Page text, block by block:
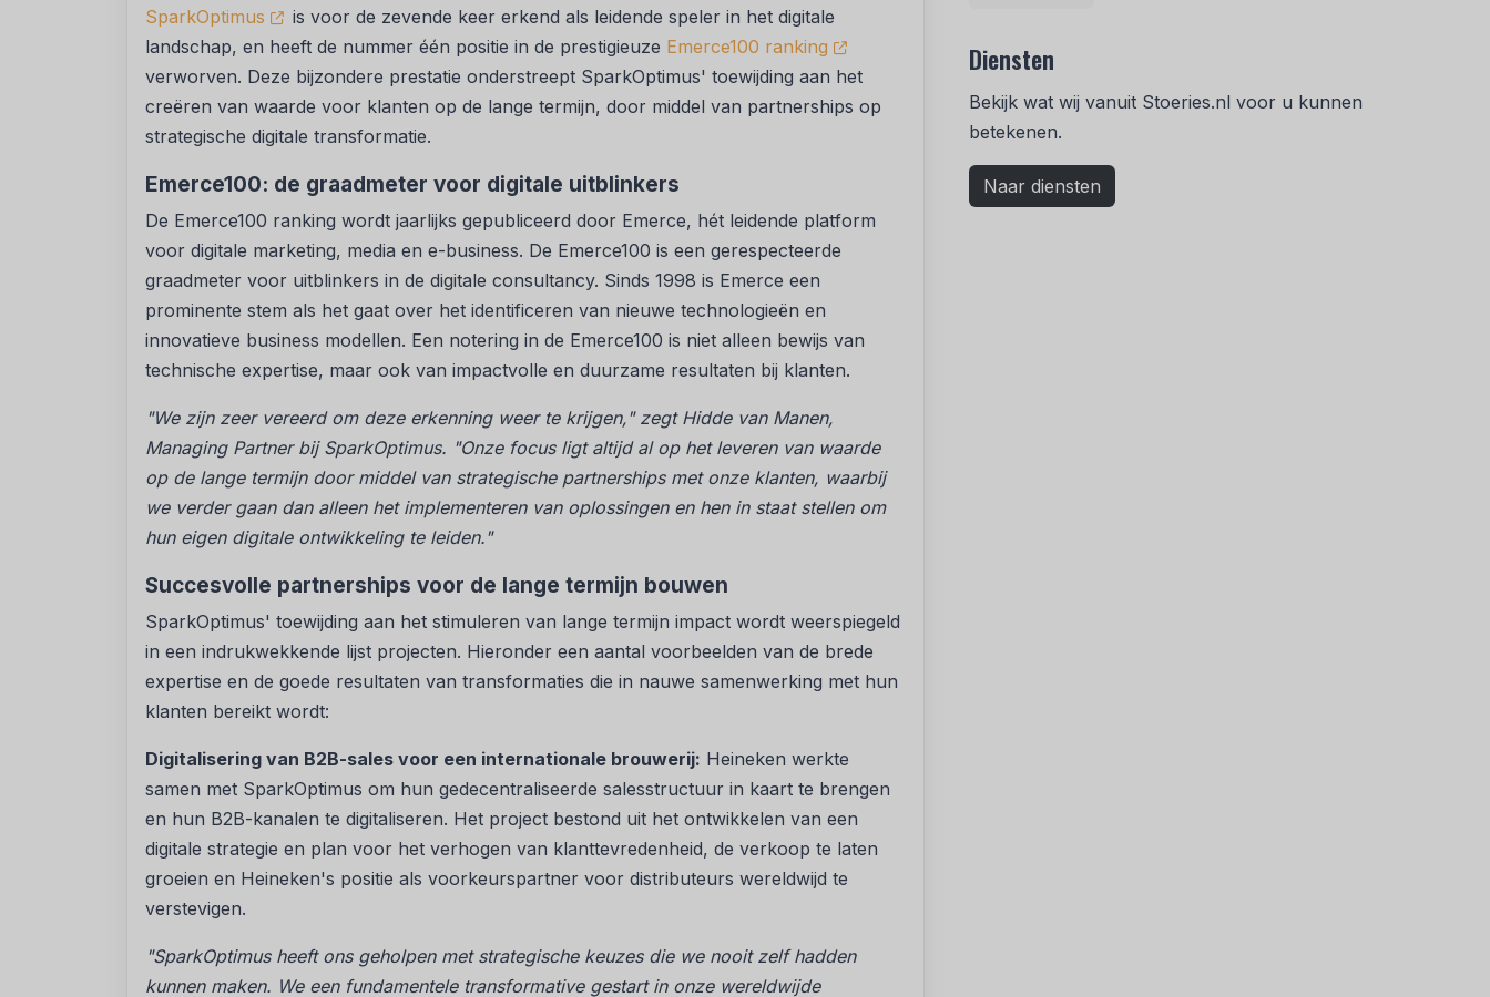
SparkOptimus
is voor de zevende keer erkend als leidende speler in het digitale
landschap, en heeft de nummer één positie in de prestigieuze Emerce100 ranking
verworven. Deze bijzondere prestatie onderstreept SparkOptimus' toewijding aan het
creëren van waarde voor klanten op de lange termijn, door middel van partnerships op
strategische digitale transformatie.
Emerce100: de graadmeter voor digitale uitblinkers
De Emerce100 ranking wordt jaarlijks gepubliceerd door Emerce, hét leidende platform
voor digitale marketing, media en e-business. De Emerce100 is een gerespecteerde
graadmeter voor uitblinkers in de digitale consultancy. Sinds 1998 is Emerce een
prominente stem als het gaat over het identificeren van nieuwe technologieën en
innovatieve business modellen. Een notering in de Emerce100 is niet alleen bewijs van
technische expertise, maar ook van impactvolle en duurzame resultaten bij klanten.
"We zijn zeer vereerd om deze erkenning weer te krijgen," zegt Hidde van Manen,
Managing Partner bij SparkOptimus. "Onze focus ligt altijd al op het leveren van waarde
op de lange termijn door middel van strategische partnerships met onze klanten, waarbij
we verder gaan dan alleen het implementeren van oplossingen en hen in staat stellen om
hun eigen digitale ontwikkeling te leiden."
Succesvolle partnerships voor de lange termijn bouwen
SparkOptimus' toewijding aan het stimuleren van lange termijn impact wordt weerspiegeld
in een indrukwekkende lijst projecten. Hieronder een aantal voorbeelden van de brede
expertise en de goede resultaten van transformaties die in nauwe samenwerking met hun
klanten bereikt wordt:
Digitalisering van B2B-sales voor een internationale brouwerij: Heineken werkte
samen met SparkOptimus om hun gedecentraliseerde salesstructuur in kaart te brengen
en hun B2B-kanalen te digitaliseren. Het project bestond uit het ontwikkelen van een
digitale strategie en plan voor het verhogen van klanttevredenheid, de verkoop te laten
groeien en Heineken's positie als voorkeurspartner voor distributeurs wereldwijd te
verstevigen.
"SparkOptimus heeft ons geholpen met strategische keuzes die we nooit zelf hadden
kunnen maken. We een fundamentele transformative gestart in onze wereldwijde
Diensten
Bekijk wat wij vanuit Stoeries.nl voor u kunnen
betekenen.
Naar diensten